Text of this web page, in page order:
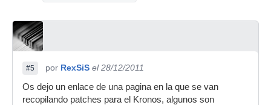
#5 por RexSiS el 28/12/2011
Os dejo un enlace de una pagina en la que se van
recopilando patches para el Kronos, algunos son